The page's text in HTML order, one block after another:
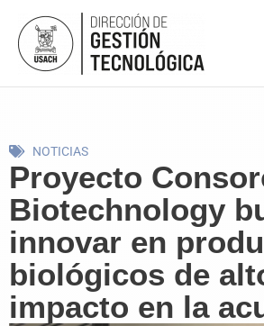
contenido
NOTICIAS
Proyecto
Biotechnology
innovar en
biológicos de
impacto en la